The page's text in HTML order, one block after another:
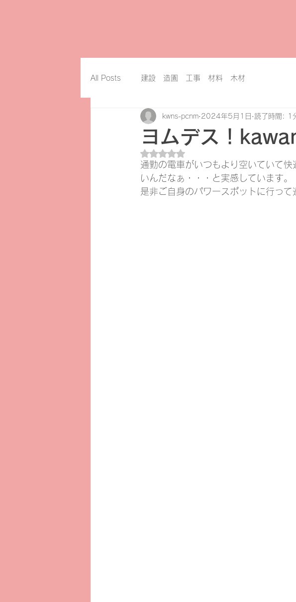
All Posts 建設 造園 工事 材料 木材
ヨムデス！
kwns-pcnm 2024年5月1日 読了時間: 1
5つ星のうちNaNと評価されています。
通勤の電車がいつもより空いていて
いんだなぁ・・・と実感しています
是非ご自身のパワースポットに行っ